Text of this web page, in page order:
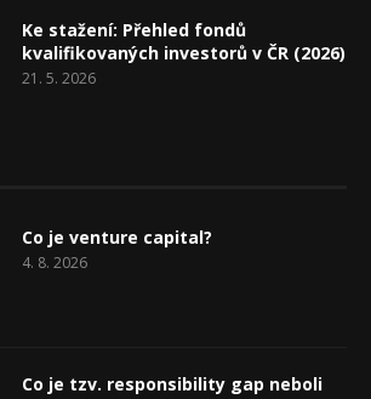
Ke stažení: Přehled fondů
kvalifikovaných investorů v ČR (2026)
21. 5. 2026
Co je venture capital?
4. 8. 2026
Co je tzv. responsibility gap neboli